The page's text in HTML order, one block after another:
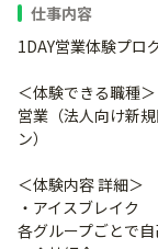
仕事内容
1DAY営業体験プロ
＜体験できる職種＞
営業（法人向け新
ン）
＜体験内容 詳細＞
・アイスブレイク
各グループごとで自